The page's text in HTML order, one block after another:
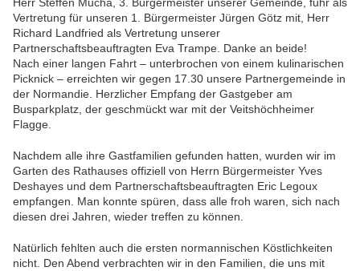
Vertretung für unseren 1. Bürgermeister Jürgen Götz mit, Herr
Richard Landfried als Vertretung unserer
Partnerschaftsbeauftragten Eva Trampe. Danke an beide!
Nach einer langen Fahrt – unterbrochen von einem kulinarischen
Picknick – erreichten wir gegen 17.30 unsere Partnergemeinde in
der Normandie. Herzlicher Empfang der Gastgeber am
Busparkplatz, der geschmückt war mit der Veitshöchheimer
Flagge.
Nachdem alle ihre Gastfamilien gefunden hatten, wurden wir im
Garten des Rathauses offiziell von Herrn Bürgermeister Yves
Deshayes und dem Partnerschaftsbeauftragten Eric Legoux
empfangen. Man konnte spüren, dass alle froh waren, sich nach
diesen drei Jahren, wieder treffen zu können.
Natürlich fehlten auch die ersten normannischen Köstlichkeiten
nicht. Den Abend verbrachten wir in den Familien, die uns mit